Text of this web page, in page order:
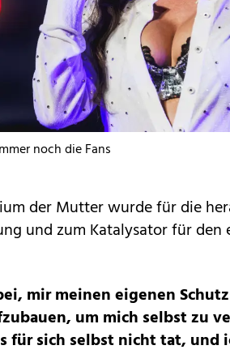
noch die Fans
der Mutter wurde für die
und zum Katalysator für den
mir meinen eigenen
um mich selbst zu
für sich selbst nicht tat, und